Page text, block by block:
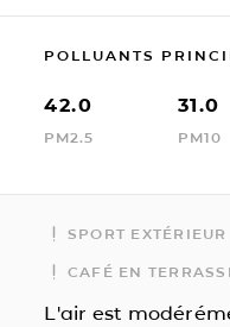
POLLUANTS
42.0
PM2.5
31.0
PM10
SPORT EXTÉRIEUR
CAFÉ EN
L'air est